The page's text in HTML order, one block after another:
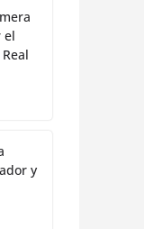
el
y